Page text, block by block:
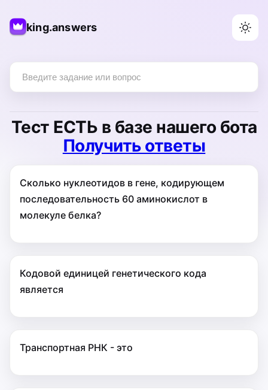
king.answers
Тест ЕСТЬ в базе нашего бота
Получить ответы
Сколько нуклеотидов в гене, кодирующем
последователь­ность 60 аминокислот в
молекуле белка?
Кодовой единицей генетического кода
является
Транспортная РНК - это